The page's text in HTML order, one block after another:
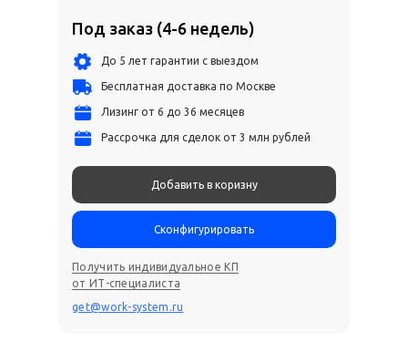
Под заказ (4-6 недель)
До 5 лет гарантии с выездом
Получить индивидуальное КП
от ИТ-специалиста
get@work-system.ru
Бесплатная доставка по Москве
Лизинг от 6 до 36 месяцев
Рассрочка для сделок от 3 млн рублей
Добавить в коризну
Сконфигурировать